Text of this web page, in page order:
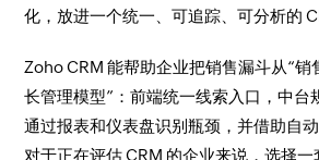
化，放进一个统一、可追踪、可分析的
Zoho CRM 能帮助企业把销售漏斗从“销
长管理模型”：前端统一线索入口，中台
通过报表和仪表盘识别瓶颈，并借助自动
对于正在评估 CRM 的企业来说，选择